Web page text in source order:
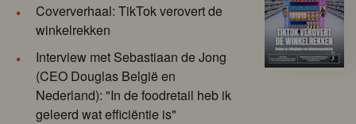
Coververhaal: TikTok verovert de
winkelrekken
Interview met Sebastiaan de Jong
(CEO Douglas België en
Nederland): "In de foodretail heb ik
geleerd wat efficiëntie is"